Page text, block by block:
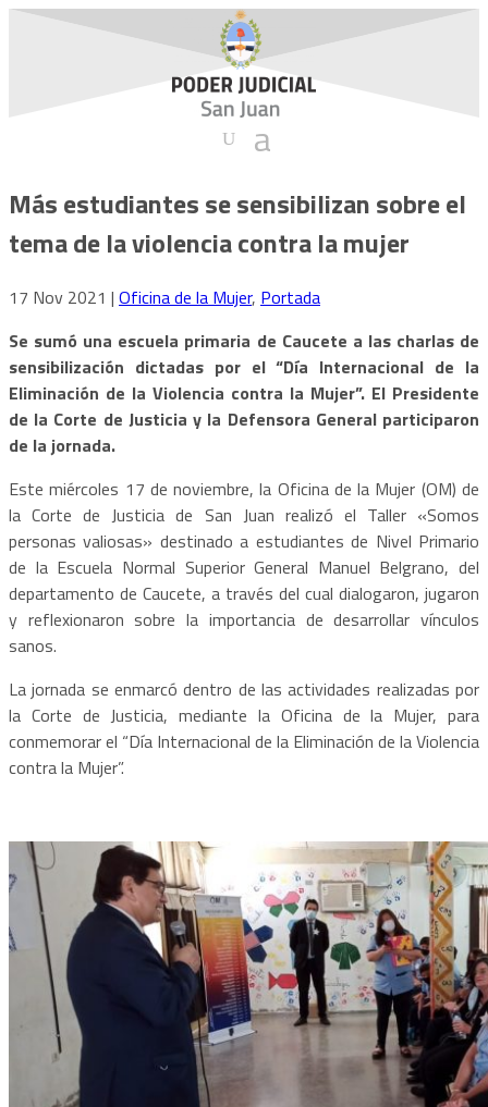
Más estudiantes se sensibilizan sobre el
tema de la violencia contra la mujer
17 Nov 2021 | Oficina de la Mujer, Portada
Se sumó una escuela primaria de Caucete a las charlas de
sensibilización dictadas por el “Día Internacional de la
Eliminación de la Violencia contra la Mujer”. El Presidente
de la Corte de Justicia y la Defensora General participaron
de la jornada.
Este miércoles 17 de noviembre, la Oficina de la Mujer (OM) de
la Corte de Justicia de San Juan realizó el Taller «Somos
personas valiosas» destinado a estudiantes de Nivel Primario
de la Escuela Normal Superior General Manuel Belgrano, del
departamento de Caucete, a través del cual dialogaron, jugaron
y reflexionaron sobre la importancia de desarrollar vínculos
sanos.
La jornada se enmarcó dentro de las actividades realizadas por
la Corte de Justicia, mediante la Oficina de la Mujer, para
conmemorar el “Día Internacional de la Eliminación de la Violencia
contra la Mujer”.